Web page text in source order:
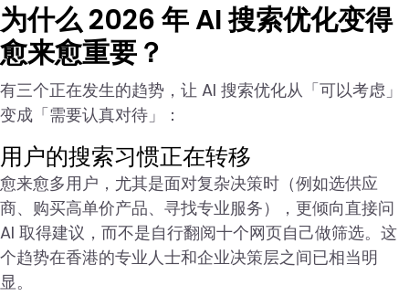
为什么 2026 年 AI 搜索优化变得
愈来愈重要？
有三个正在发生的趋势，让 AI 搜索优化从「可以考虑」
变成「需要认真对待」：
用户的搜索习惯正在转移
愈来愈多用户，尤其是面对复杂决策时（例如选供应
商、购买高单价产品、寻找专业服务），更倾向直接问
AI 取得建议，而不是自行翻阅十个网页自己做筛选。这
个趋势在香港的专业人士和企业决策层之间已相当明
显。